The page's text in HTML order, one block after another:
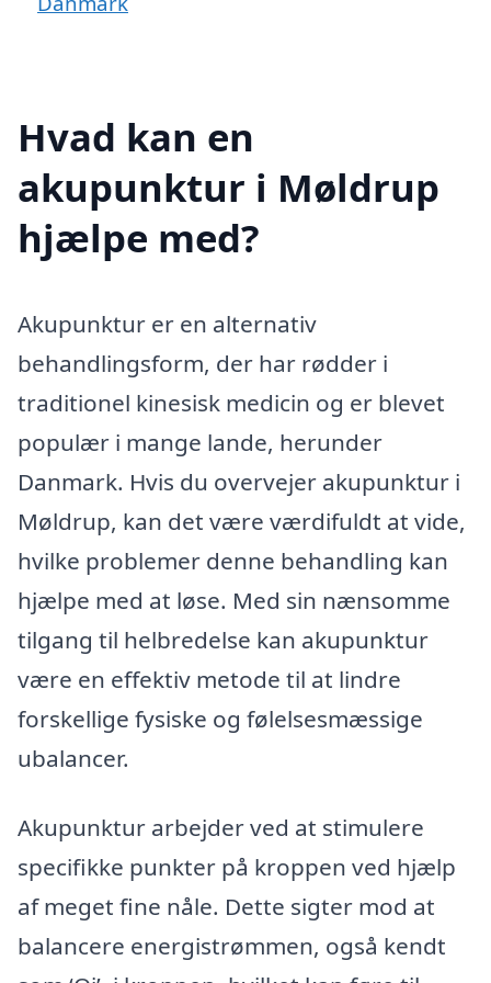
Hvad kan en
akupunktur i Møldrup
hjælpe med?
Akupunktur er en alternativ
behandlingsform, der har rødder i
traditionel kinesisk medicin og er blevet
populær i mange lande, herunder
Danmark. Hvis du overvejer akupunktur i
Møldrup, kan det være værdifuldt at vide,
hvilke problemer denne behandling kan
hjælpe med at løse. Med sin nænsomme
tilgang til helbredelse kan akupunktur
være en effektiv metode til at lindre
forskellige fysiske og følelsesmæssige
ubalancer.
Akupunktur arbejder ved at stimulere
specifikke punkter på kroppen ved hjælp
af meget fine nåle. Dette sigter mod at
balancere energistrømmen, også kendt